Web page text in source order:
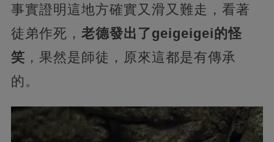
事實證明這地方確實又滑又難走，看著
徒弟作死， 老德發出了geigeigei的怪
笑 ，果然是師徒，原來這都是有傳承
的。